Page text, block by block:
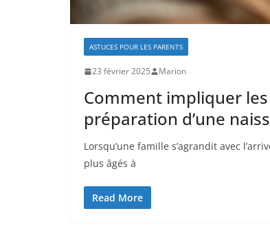
ASTUCES POUR LES PARENTS
23 février 2025 Marion
Comment impliquer
préparation d’une
Lorsqu’une famille s’agrandit avec
plus âgés à
Read More